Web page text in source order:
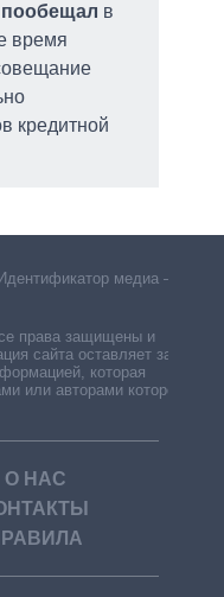
пообещал в
время
кредитной
медиа –
права защищены и
сайта оставляет за
которая
или авторами которой
О НАС